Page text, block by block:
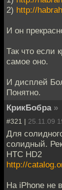
2) http://
И он
Так что если
самое оно.
И дисплей
Понятно.
КрикБобра »
#321 | 25.11.09
Для
солидный.
HTC HD2
http://
На iPhone не